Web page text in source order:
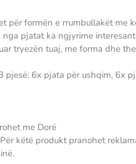
për formën e rrumbullakët me
nga pjatat ka ngjyrime
tryezën tuaj, me forma dhe
pjesë: 6x pjata për ushqim, 6x
me Dorë
Për këtë produkt pranohet